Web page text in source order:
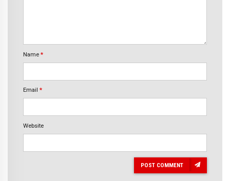
Name *
Email *
Website
POST COMMENT